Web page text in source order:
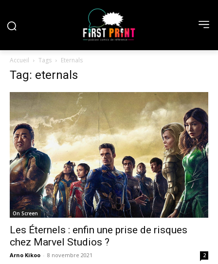
Accueil Tags Eternals
Tag: eternals
On Screen
Les Éternels : enfin une prise de risques
chez Marvel Studios ?
Arno Kikoo - 8 novembre 2021 2